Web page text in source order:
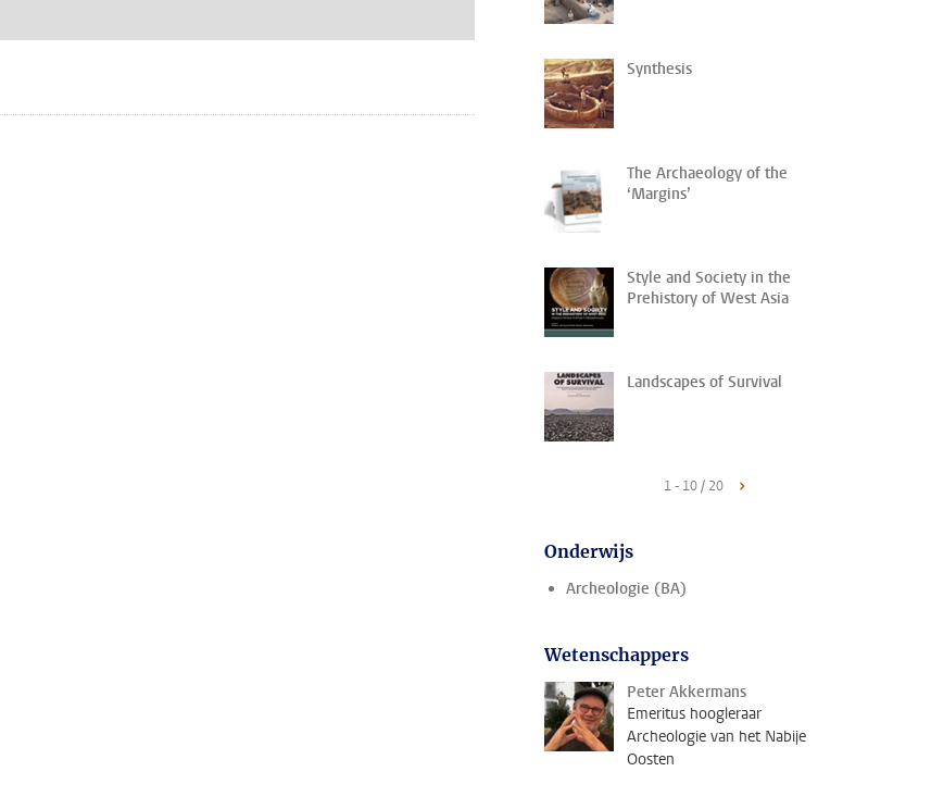
Synthesis
The Archaeology of the
‘Margins’
Style and Society in the
Prehistory of West Asia
Landscapes of Survival
1 - 10 / 20
Onderwijs
Archeologie (BA)
Wetenschappers
Peter Akkermans
Emeritus hoogleraar
Archeologie van het Nabije
Oosten